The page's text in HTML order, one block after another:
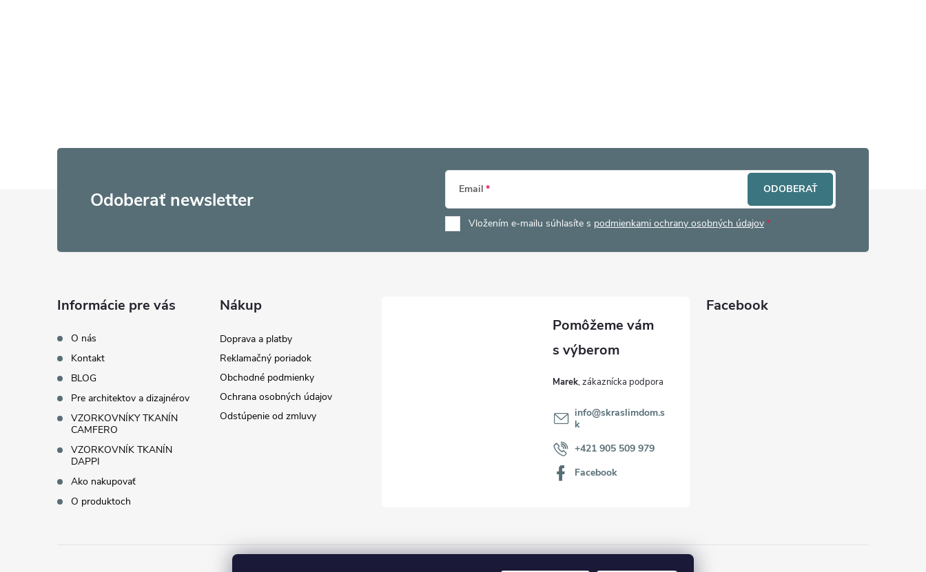
Odoberať newsletter Email
Vložením e-mailu súhlasíte s podmienkami ochrany osobných údajov
ODOBERAŤ
Informácie pre vás
O nás
Kontakt
BLOG
Pre architektov a dizajnérov
VZORKOVNÍKY TKANÍN
CAMFERO
VZORKOVNÍK TKANÍN
DAPPI
Ako nakupovať
O produktoch
Nákup
Doprava a platby
Reklamačný poriadok
Obchodné podmienky
Ochrana osobných údajov
Odstúpenie od zmluvy
Marek
info@skraslimdom.s
k
+421 905 509 979
Facebook
Facebook